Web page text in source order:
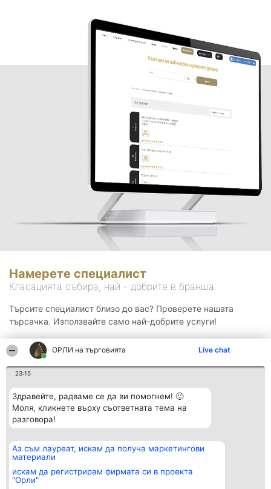
ОРЛИ на търговията Live chat
23:15
Здравейте, радваме се да ви помогнем! 🙂
Моля, кликнете върху съответната тема на
разговора!
Аз съм лауреат, искам да получа маркетингови
материали
искам да регистрирам фирмата си в проекта
"Орли"
Намерете специалист
Класацията събира, най - добрите в бранша.
Търсите специалист близо до вас? Проверете нашата
търсачка. Използвайте само най-добрите услуги!
Организатор на
класиране
BulevardulAleea Timișul De
Sus Nr. 2, Bl. A30, Sc. A, Et.
Класация
всички
Контакти